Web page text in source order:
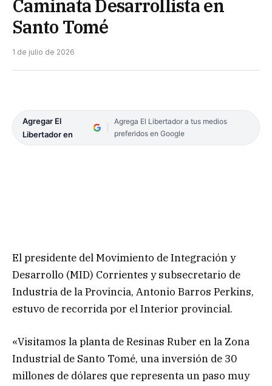
Caminata Desarrollista en
Santo Tomé
1 de julio de 2026
Agregar El
Libertador en
Agrega El Libertador a tus medios
preferidos en Google
El presidente del Movimiento de Integración y
Desarrollo (MID) Corrientes y subsecretario de
Industria de la Provincia, Antonio Barros Perkins,
estuvo de recorrida por el Interior provincial.
«Visitamos la planta de Resinas Ruber en la Zona
Industrial de Santo Tomé, una inversión de 30
millones de dólares que representa un paso muy